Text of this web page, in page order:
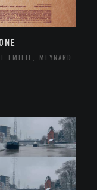
EMILIE, MEYNARD